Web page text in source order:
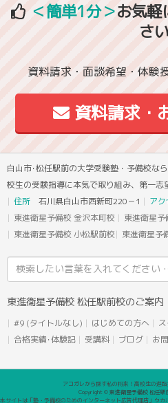
＜簡単1分＞お気軽
さい
資料請求・面談希望・体験
資料請求・
白山市･松任駅前の大学受験塾・予備校な
校生の受験指導に本気で取り組み、第一志
住所 石川県白山市西新町220－1 アク
東進衛星予備校 金沢本町校
東進衛星予
東進衛星予備校 小松駅前校
東進衛星予
索
結
東進衛星予備校 松任駅前校のご案内
#9 (タイトルなし) はじめての方へ
合格実績･体験記
受講料 ブログ お
アコガレから探す私の将来！高校生の進
Copyright © 東進衛星予備校 松任
本サイトは「塾・予備校のためのインターネット広告代理店」ウ